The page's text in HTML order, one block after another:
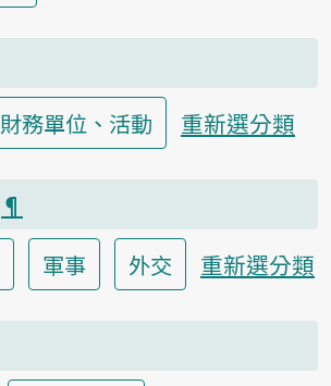
財務單位、活動 重新選分類
¶
軍事 外交 重新選分類